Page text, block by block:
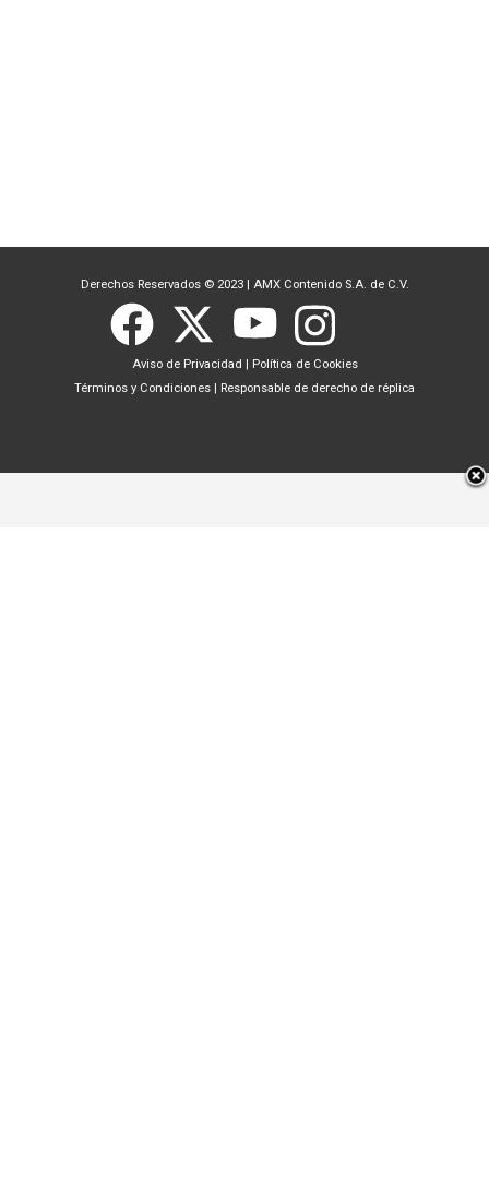
Derechos Reservados © 2023 | AMX Contenido S.A. de C.V.
Aviso de Privacidad | Política de Cookies
Términos y Condiciones | Responsable de derecho de réplica